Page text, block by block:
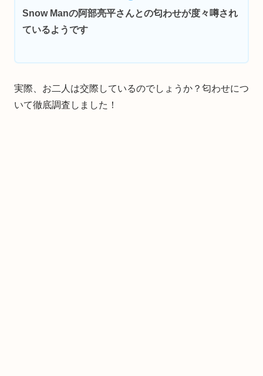
Snow Manの阿部亮平さんとの匂わせが度々噂され
ているようです
実際、お二人は交際しているのでしょうか？匂わせにつ
いて徹底調査しました！